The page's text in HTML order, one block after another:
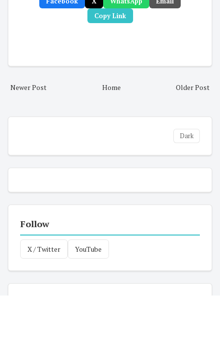
Copy Link
Newer Post Older Post
Home
Dark
Follow
X / Twitter YouTube